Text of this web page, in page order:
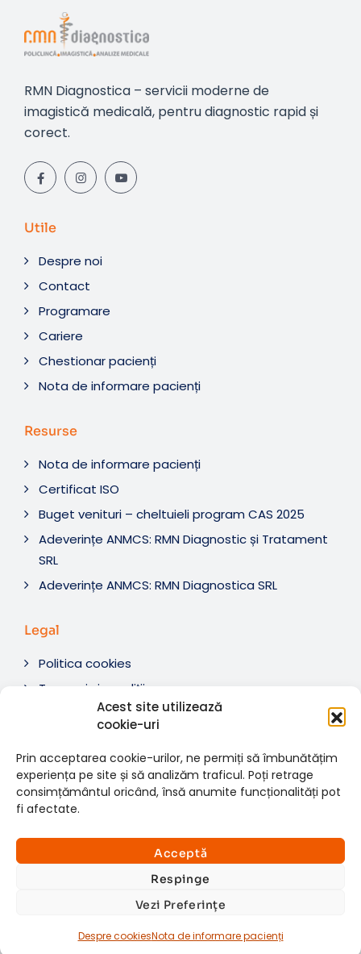
Acest site utilizează
cookie-uri
Prin acceptarea cookie-urilor, ne permiți să îmbunătățim
experiența pe site și să analizăm traficul. Poți retrage
consimțământul oricând, însă anumite funcționalități pot
fi afectate.
Acceptă
Respinge
Vezi Preferințe
Despre cookiesNota de informare pacienți
RMN Diagnostica – servicii moderne de
imagistică medicală, pentru diagnostic rapid și
corect.
Utile
Despre noi
Contact
Programare
Cariere
Chestionar pacienți
Nota de informare pacienți
Resurse
Nota de informare pacienți
Certificat ISO
Buget venituri – cheltuieli program CAS 2025
Adeverințe ANMCS: RMN Diagnostic și Tratament
SRL
Adeverințe ANMCS: RMN Diagnostica SRL
Legal
Politica cookies
Termeni si condiții
Soluționare litigii
rezervate.
Website dezvoltat de:www.t-web.ro
×
Consultații si investigații
Află detalii